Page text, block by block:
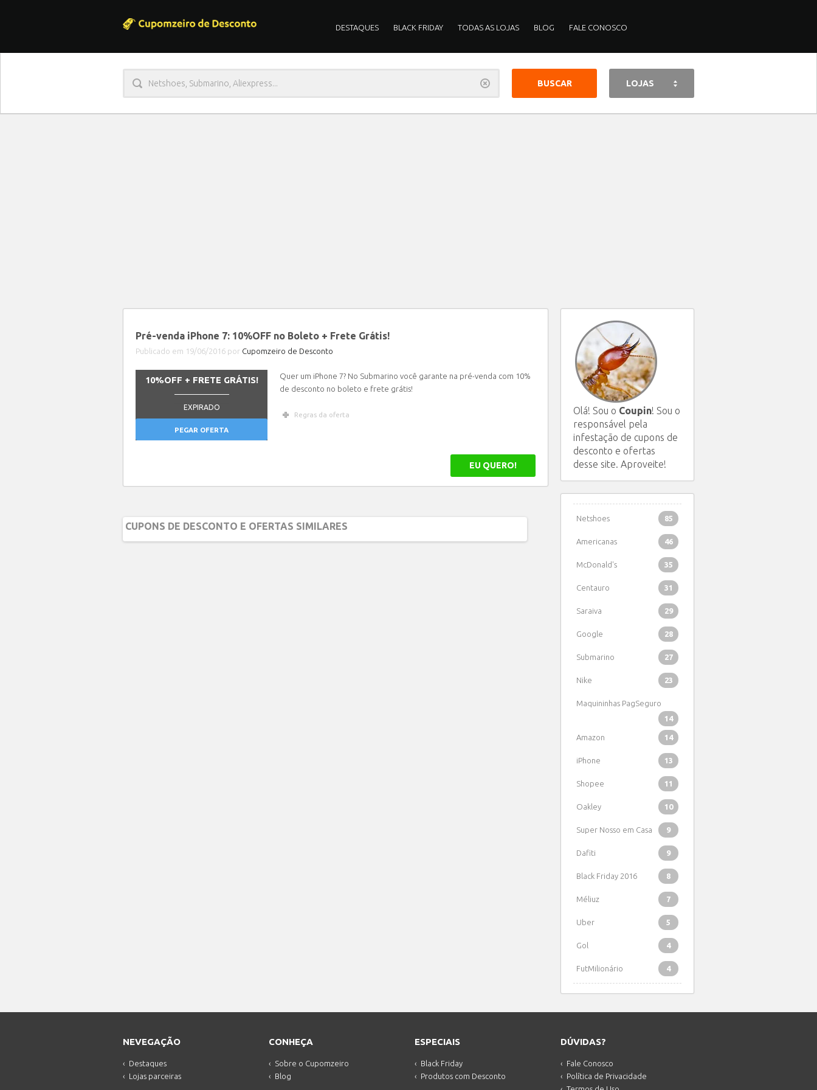
DESTAQUES BLACK FRIDAY TODAS AS LOJAS BLOG FALE CONOSCO
Limpar
LOJAS
Pré-venda iPhone 7: 10%OFF no Boleto + Frete Grátis!
Publicado em 19/06/2016 por Cupomzeiro de Desconto
10%OFF + FRETE GRÁTIS!
EXPIRADO
PEGAR OFERTA
Quer um iPhone 7? No Submarino você garante na pré-venda com 10%
de desconto no boleto e frete grátis!
Regras da oferta
EU QUERO!
CUPONS DE DESCONTO E OFERTAS SIMILARES
Olá! Sou o Coupin! Sou o
responsável pela
infestação de cupons de
desconto e ofertas
desse site. Aproveite!
Netshoes 85
Americanas 46
McDonald's 35
Centauro 31
Saraiva 29
Google 28
Submarino 27
Nike 23
Maquininhas PagSeguro
14
Amazon 14
iPhone 13
Shopee 11
Oakley 10
Super Nosso em Casa 9
Dafiti 9
Black Friday 2016 8
Méliuz 7
Uber 5
Gol 4
FutMilionário 4
NEVEGAÇÃO
Destaques
Lojas parceiras
CONHEÇA
Sobre o Cupomzeiro
Blog
ESPECIAIS
Black Friday
Produtos com Desconto
DÚVIDAS?
Fale Conosco
Política de Privacidade